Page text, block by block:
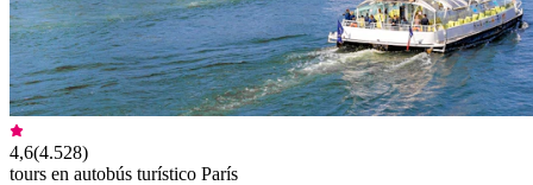
4,6(4.528)
tours en autobús turístico París